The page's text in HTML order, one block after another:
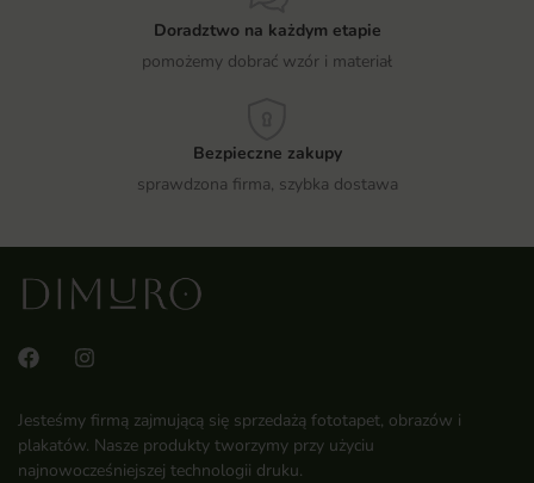
Doradztwo na każdym etapie
pomożemy dobrać wzór i materiał
Bezpieczne zakupy
sprawdzona firma, szybka dostawa
Jesteśmy firmą zajmującą się sprzedażą fototapet, obrazów i
plakatów. Nasze produkty tworzymy przy użyciu
najnowocześniejszej technologii druku.